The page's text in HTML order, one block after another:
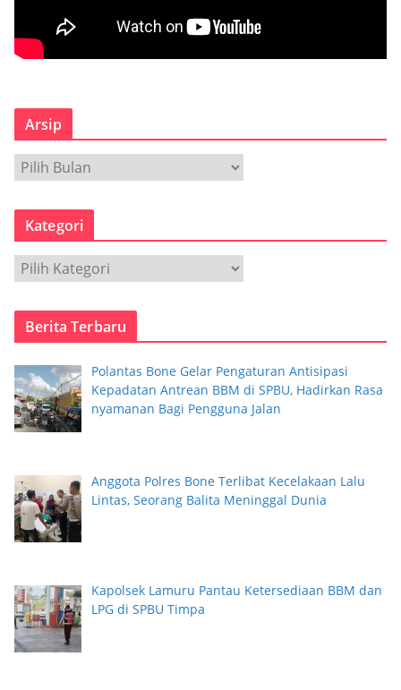
Arsip
r
s
p
Kategori
a
t
o
r
i
Berita Terbaru
Polantas Bone Gelar Pengaturan Antisipasi
Kepadatan Antrean BBM di SPBU, Hadirkan Rasa
nyamanan Bagi Pengguna Jalan
Anggota Polres Bone Terlibat Kecelakaan Lalu
Lintas, Seorang Balita Meninggal Dunia
Kapolsek Lamuru Pantau Ketersediaan BBM dan
LPG di SPBU Timpa